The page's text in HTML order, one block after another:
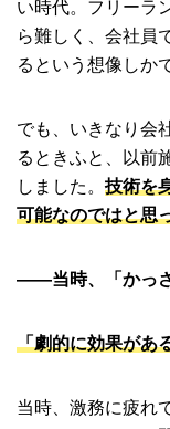
い時代。フリーラ
ら難しく、会社員
るという想像しか
でも、いきなり会
るときふと、以前
しました。 技術を
可能なのではと思
――当時、「かっ
「劇的に効果があ
当時、激務に疲れ